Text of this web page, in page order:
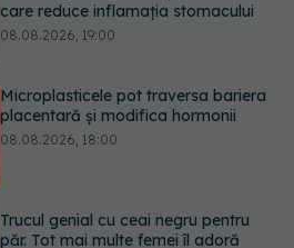
Microplasticele pot traversa bariera
placentară și modifica hormonii
Trucul genial cu ceai negru pentru